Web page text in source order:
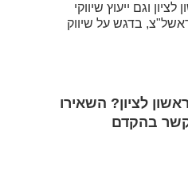
וגם ייעוץ שיווקי
בדגש על שיווק
לציון? השאירו
קשר בהקדם